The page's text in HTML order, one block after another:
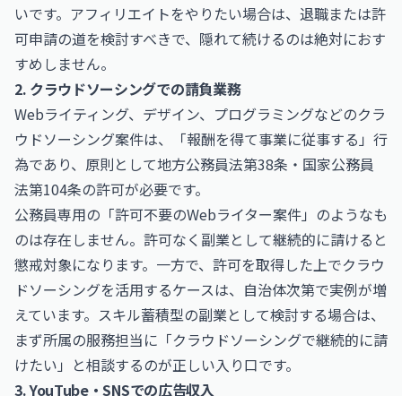
いです。アフィリエイトをやりたい場合は、退職または許
可申請の道を検討すべきで、隠れて続けるのは絶対におす
すめしません。
2. クラウドソーシングでの請負業務
Webライティング、デザイン、プログラミングなどのクラ
ウドソーシング案件は、「報酬を得て事業に従事する」行
為であり、原則として地方公務員法第38条・国家公務員
法第104条の許可が必要です。
公務員専用の「許可不要のWebライター案件」のようなも
のは存在しません。許可なく副業として継続的に請けると
懲戒対象になります。一方で、許可を取得した上でクラウ
ドソーシングを活用するケースは、自治体次第で実例が増
えています。スキル蓄積型の副業として検討する場合は、
まず所属の服務担当に「クラウドソーシングで継続的に請
けたい」と相談するのが正しい入り口です。
3. YouTube・SNSでの広告収入